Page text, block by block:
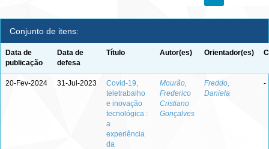
Conjunto de itens:
Data de
publicação
Data de
defesa
Título Autor(es) Orientador(es)
20-Fev-2024 31-Jul-2023
Covid-19,
teletrabalho
e inovação
tecnológica :
a
experiência
da
Mourão,
Frederico
Cristiano
Gonçalves
Freddo,
Daniela
-